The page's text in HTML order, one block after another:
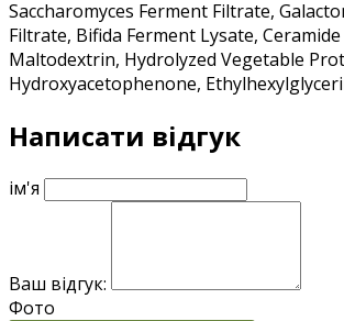
Saccharomyces Ferment Filtrate,
Filtrate, Bifida Ferment Lysate,
Maltodextrin, Hydrolyzed Vegetable
Hydroxyacetophenone,
Написати відгук
ім'я
Ваш відгук:
Фото